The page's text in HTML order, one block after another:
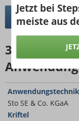
304
Sto SE & Co. KGaA
Kriftel
Jetzt bei
meiste aus